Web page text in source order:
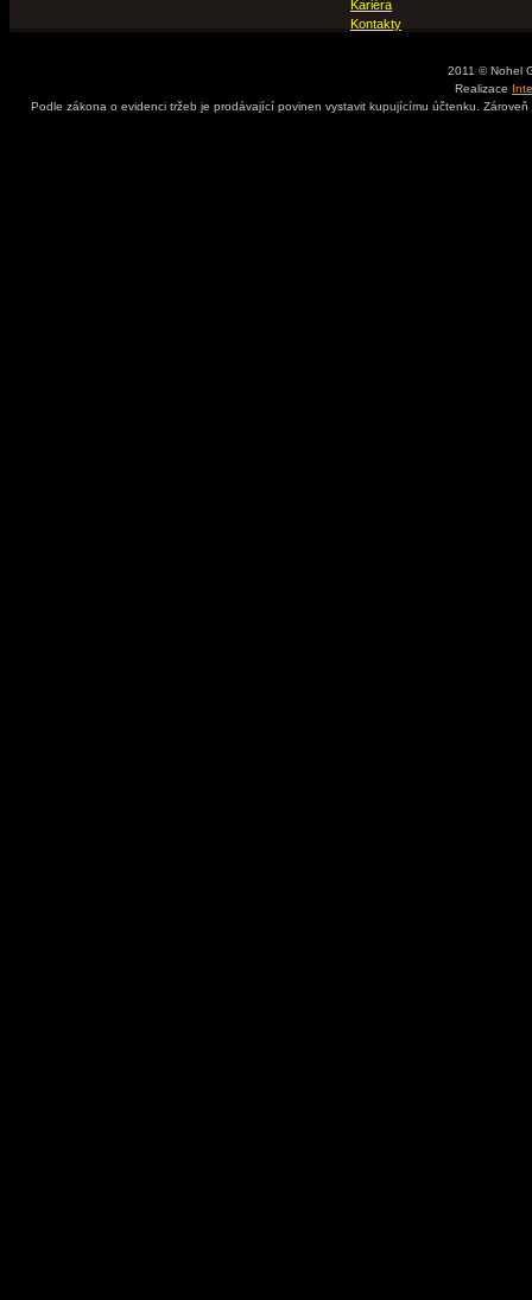
Kariéra
Kontakty
2011 © Nohel
Realizace
Podle zákona o evidenci tržeb je prodávající povinen vystavit kupujícímu účtenku.